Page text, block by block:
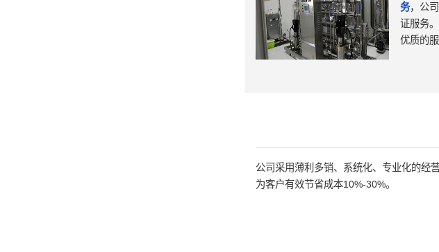
务，公
证服务
优质的
公司采用薄利多销、系统化、专业化的经
为客户有效节省成本10%-30%。